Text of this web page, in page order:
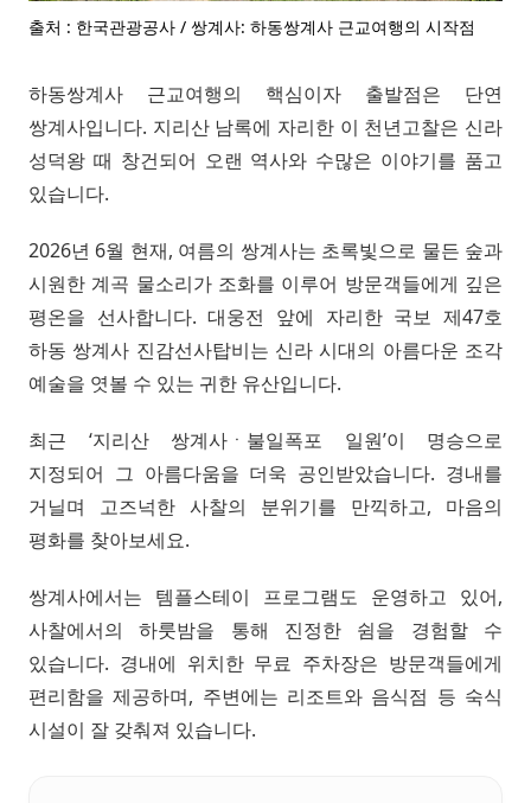
출처 : 한국관광공사 / 쌍계사: 하동쌍계사 근교여행의 시작점
하동쌍계사 근교여행의 핵심이자 출발점은 단연
쌍계사입니다. 지리산 남록에 자리한 이 천년고찰은 신라
성덕왕 때 창건되어 오랜 역사와 수많은 이야기를 품고
있습니다.
2026년 6월 현재, 여름의 쌍계사는 초록빛으로 물든 숲과
시원한 계곡 물소리가 조화를 이루어 방문객들에게 깊은
평온을 선사합니다. 대웅전 앞에 자리한 국보 제47호
하동 쌍계사 진감선사탑비는 신라 시대의 아름다운 조각
예술을 엿볼 수 있는 귀한 유산입니다.
최근 ‘지리산 쌍계사ㆍ불일폭포 일원’이 명승으로
지정되어 그 아름다움을 더욱 공인받았습니다. 경내를
거닐며 고즈넉한 사찰의 분위기를 만끽하고, 마음의
평화를 찾아보세요.
쌍계사에서는 템플스테이 프로그램도 운영하고 있어,
사찰에서의 하룻밤을 통해 진정한 쉼을 경험할 수
있습니다. 경내에 위치한 무료 주차장은 방문객들에게
편리함을 제공하며, 주변에는 리조트와 음식점 등 숙식
시설이 잘 갖춰져 있습니다.